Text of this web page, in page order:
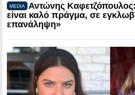
MEDIA
Αντώνης
είναι καλό πράγμα, σε
επανάληψη»